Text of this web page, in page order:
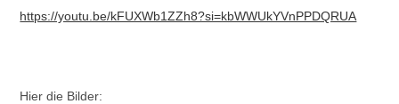
https://youtu.be/kFUXWb1ZZh8?si=kbWWUkYVnPPDQRUA
Hier die Bilder: